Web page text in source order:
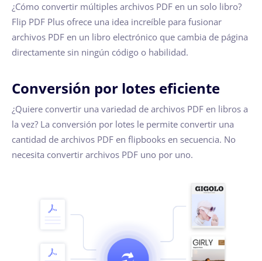
¿Cómo convertir múltiples archivos PDF en un solo libro?
Flip PDF Plus ofrece una idea increíble para fusionar
archivos PDF en un libro electrónico que cambia de página
directamente sin ningún código o habilidad.
Conversión por lotes eficiente
¿Quiere convertir una variedad de archivos PDF en libros a
la vez? La conversión por lotes le permite convertir una
cantidad de archivos PDF en flipbooks en secuencia. No
necesita convertir archivos PDF uno por uno.